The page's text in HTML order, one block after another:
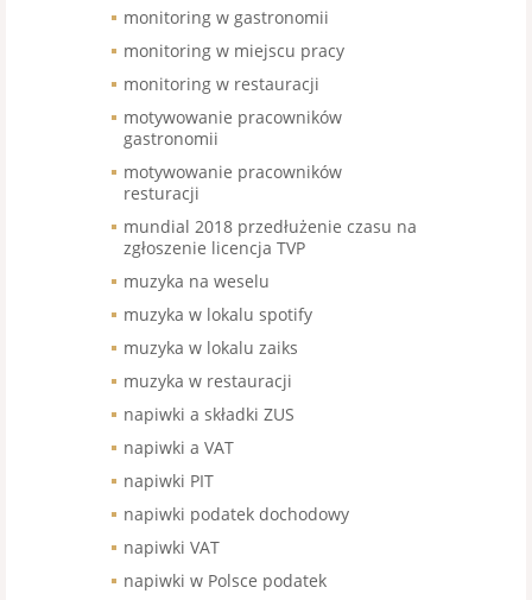
monitoring w gastronomii
monitoring w miejscu pracy
monitoring w restauracji
motywowanie pracowników
gastronomii
motywowanie pracowników
resturacji
mundial 2018 przedłużenie czasu na
zgłoszenie licencja TVP
muzyka na weselu
muzyka w lokalu spotify
muzyka w lokalu zaiks
muzyka w restauracji
napiwki a składki ZUS
napiwki a VAT
napiwki PIT
napiwki podatek dochodowy
napiwki VAT
napiwki w Polsce podatek